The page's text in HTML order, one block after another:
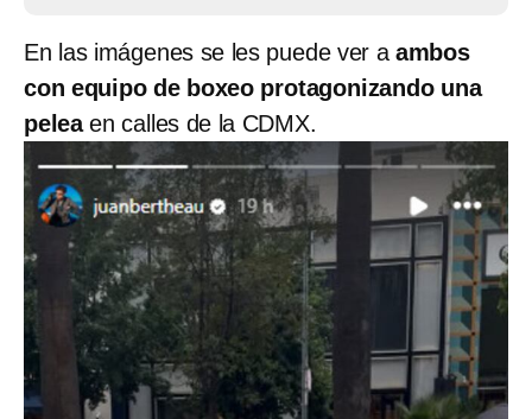
En las imágenes se les puede ver a ambos
con equipo de boxeo protagonizando una
peleaen calles de la CDMX.